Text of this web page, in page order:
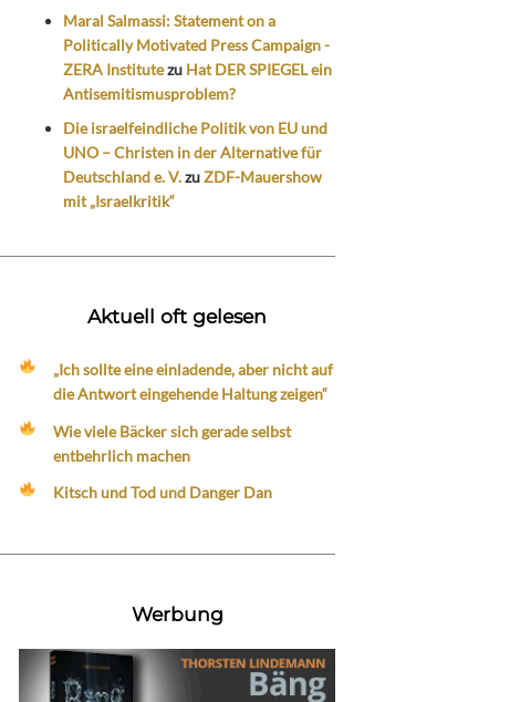
Maral Salmassi: Statement on a
Politically Motivated Press Campaign -
ZERA Institutezu Hat DER SPIEGEL ein
Antisemitismusproblem?
Die israelfeindliche Politik von EU und
UNO – Christen in der Alternative für
Deutschland e. V.zuZDF-Mauershow
mit „Israelkritik“
Aktuell oft gelesen
„Ich sollte eine einladende, aber nicht auf
die Antwort eingehende Haltung zeigen“
Wie viele Bäcker sich gerade selbst
entbehrlich machen
Kitsch und Tod und Danger Dan
Werbung